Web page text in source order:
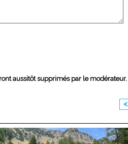
aussitôt supprimés par le modérateur.
<